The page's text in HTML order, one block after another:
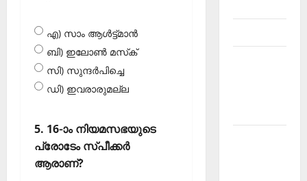
എ) സാം ആള്‍ട്ട്മാന്‍
ബി) ഇലോണ്‍ മസ്‌ക്
സി) സുന്ദര്‍പിച്ചെ
ഡി) ഇവരാരുമല്ല
5. 16-ാം നിയമസഭയുടെ
പ്രോടേം സ്പീക്കര്‍
ആരാണ്?